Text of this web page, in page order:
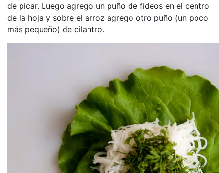
de picar. Luego agrego un puño de fideos en el centro
de la hoja y sobre el arroz agrego otro puño (un poco
más pequeño) de cilantro.